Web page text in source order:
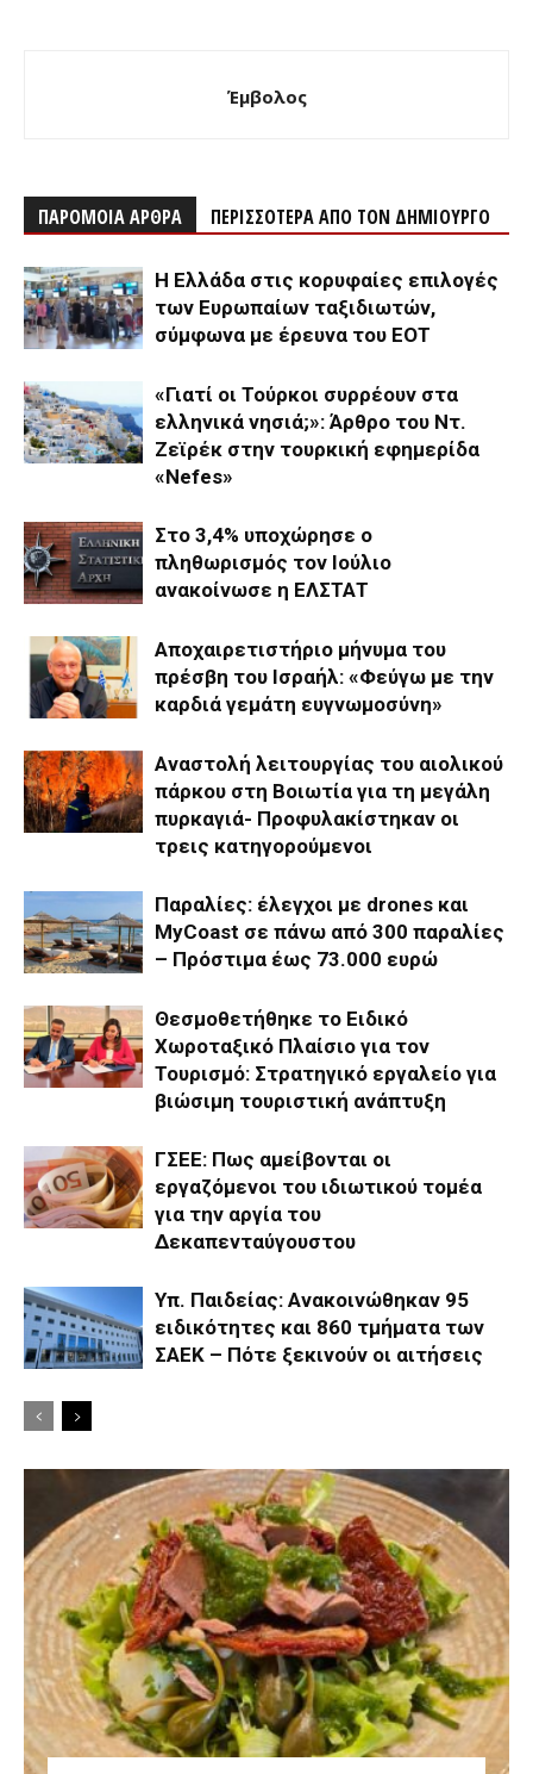
Έμβολος
ΠΑΡΟΜΟΙΑ ΑΡΘΡΑ ΠΕΡΙΣΣΟΤΕΡΑ ΑΠΟ ΤΟΝ ΔΗΜΙΟΥΡΓΟ
Η Ελλάδα στις κορυφαίες επιλογές
των Ευρωπαίων ταξιδιωτών,
σύμφωνα με έρευνα του ΕΟΤ
«Γιατί οι Τούρκοι συρρέουν στα
ελληνικά νησιά;»: Άρθρο του Ντ.
Ζεϊρέκ στην τουρκική εφημερίδα
«Nefes»
Στο 3,4% υποχώρησε ο
πληθωρισμός τον Ιούλιο
ανακοίνωσε η ΕΛΣΤΑΤ
Αποχαιρετιστήριο μήνυμα του
πρέσβη του Ισραήλ: «Φεύγω με την
καρδιά γεμάτη ευγνωμοσύνη»
Αναστολή λειτουργίας του αιολικού
πάρκου στη Βοιωτία για τη μεγάλη
πυρκαγιά- Προφυλακίστηκαν οι
τρεις κατηγορούμενοι
Παραλίες: έλεγχοι με drones και
MyCoast σε πάνω από 300 παραλίες
– Πρόστιμα έως 73.000 ευρώ
Θεσμοθετήθηκε το Ειδικό
Χωροταξικό Πλαίσιο για τον
Τουρισμό: Στρατηγικό εργαλείο για
βιώσιμη τουριστική ανάπτυξη
ΓΣΕΕ: Πως αμείβονται οι
εργαζόμενοι του ιδιωτικού τομέα
για την αργία του
Δεκαπενταύγουστου
Υπ. Παιδείας: Ανακοινώθηκαν 95
ειδικότητες και 860 τμήματα των
ΣΑΕΚ – Πότε ξεκινούν οι αιτήσεις